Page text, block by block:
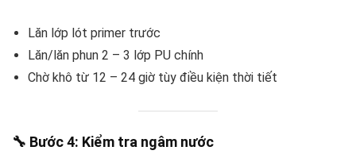
Lăn lớp lót primer trước
Lăn/lăn phun 2 – 3 lớp PU chính
Chờ khô từ 12 – 24 giờ tùy điều kiện thời tiết
🔧 Bước 4: Kiểm tra ngâm nước